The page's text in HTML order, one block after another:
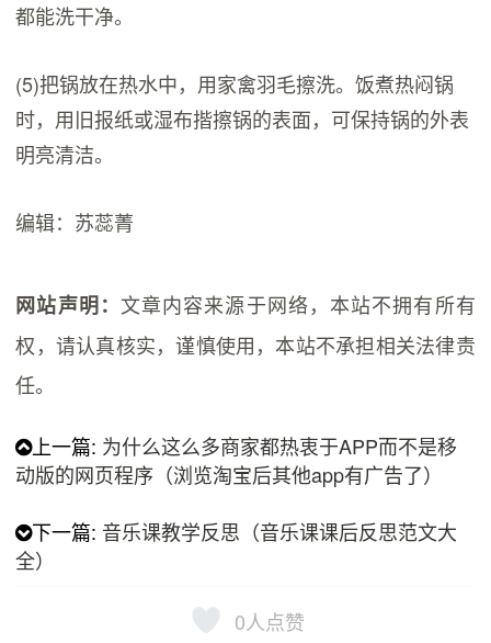
都能洗干净。
(5)把锅放在热水中，用家禽羽毛擦洗。饭煮热闷锅
时，用旧报纸或湿布揩擦锅的表面，可保持锅的外表
明亮清洁。
编辑：苏蕊菁
网站声明： 文章内容来源于网络，本站不拥有所有
权，请认真核实，谨慎使用，本站不承担相关法律责
任。
上一篇: 为什么这么多商家都热衷于APP而不是移
动版的网页程序（浏览淘宝后其他app有广告了）
下一篇: 音乐课教学反思（音乐课课后反思范文大
全）
0人点赞